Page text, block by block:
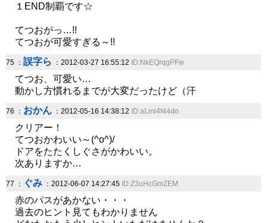
１END制覇です☆
てつおがっ…!!
てつおが可愛すぎる～!!
75 ： 誤字ら ：2012-03-27 16:55:12 ID:NkEQrqgPFw
てつお、可愛い…
動かし方慣れるまでが大変だったけど（汗
76 ： おかん ：2012-05-16 14:38:12 ID:aLml4f44do
クリアー！
てつおかわいい～(^o^)/
ドアをたたくしぐさがかわいい。
次ありますか…
77 ： ぐみ ：2012-06-07 14:27:45 ID:Z3uHcGmZEM
赤のパスがあかない・・・
過去のヒント見てもわかりません